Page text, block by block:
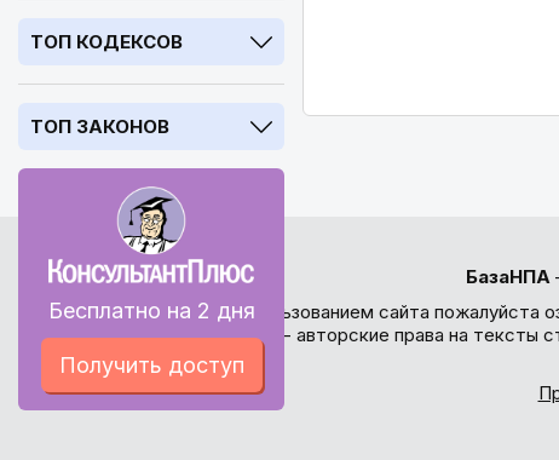
ТОП КОДЕКСОВ
ТОП ЗАКОНОВ
Бесплатно на 2 дня
Получить доступ
БазаНПА
Перед использованием сайта пожалуйста
внимание - авторские права на тексты